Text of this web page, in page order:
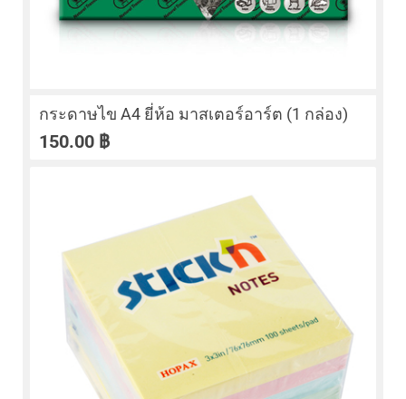
กระดาษไข A4 ยี่ห้อ มาสเตอร์อาร์ต (1 กล่อง)
150.00 ฿